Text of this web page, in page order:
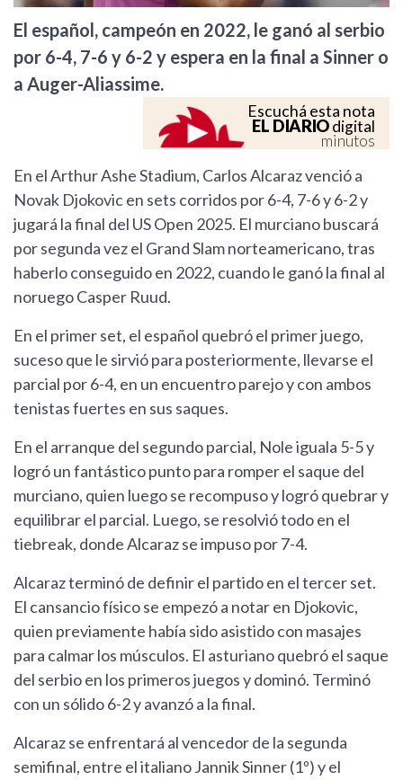
El español, campeón en 2022, le ganó al serbio
por 6-4, 7-6 y 6-2 y espera en la final a Sinner o
a Auger-Aliassime.
Escuchá esta nota
EL DIARIOdigital
minutos
En el Arthur Ashe Stadium, Carlos Alcaraz venció a
Novak Djokovic en sets corridos por 6-4, 7-6 y 6-2 y
jugará la final del US Open 2025. El murciano buscará
por segunda vez el Grand Slam norteamericano, tras
haberlo conseguido en 2022, cuando le ganó la final al
noruego Casper Ruud.
En el primer set, el español quebró el primer juego,
suceso que le sirvió para posteriormente, llevarse el
parcial por 6-4, en un encuentro parejo y con ambos
tenistas fuertes en sus saques.
En el arranque del segundo parcial, Nole iguala 5-5 y
logró un fantástico punto para romper el saque del
murciano, quien luego se recompuso y logró quebrar y
equilibrar el parcial. Luego, se resolvió todo en el
tiebreak, donde Alcaraz se impuso por 7-4.
Alcaraz terminó de definir el partido en el tercer set.
El cansancio físico se empezó a notar en Djokovic,
quien previamente había sido asistido con masajes
para calmar los músculos. El asturiano quebró el saque
del serbio en los primeros juegos y dominó. Terminó
con un sólido 6-2 y avanzó a la final.
Alcaraz se enfrentará al vencedor de la segunda
semifinal, entre el italiano Jannik Sinner (1º) y el